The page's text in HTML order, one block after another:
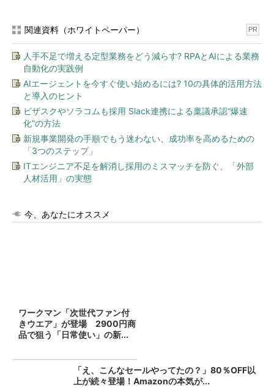
関連資料（ホワイトペーパー） PR
人手不足で増える定型業務をどう減らす? RPAとAIによる業務
自動化の実践例
AIエージェントを今すぐ使い始めるには? 10の具体的活用方法
と導入のヒント
ビザスクやソラコムも採用 Slack連携による稟議承認“爆速
化”の方法
新規事業開発の手順でもう迷わない、成功率を高めるための
「3つのステップ」
ITエンジニア不足を解消し採用のミスマッチを防ぐ、「外部
人材活用」の実態
今、あなたにオススメ
ワークマン「次世代ファン付
きウエア」が登場 2900円商
品で狙う「日常使い」の新...
「え、こんなセールやってたの？」80％OFF以
上が続々登場！Amazonの本気が...